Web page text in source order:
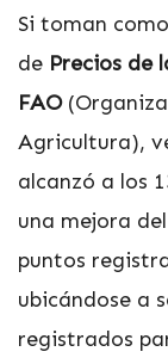
Si toman
de Precios de
FAO
Agricultura),
alcanzó a los
una mejora
puntos
ubicándose a
registrados